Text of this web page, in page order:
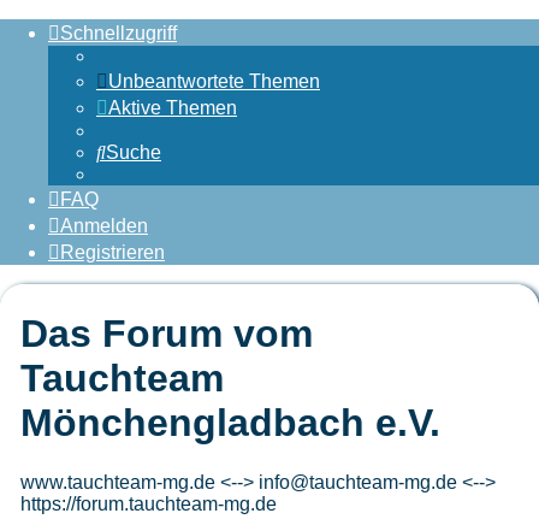
Schnellzugriff
Unbeantwortete Themen
Aktive Themen
Suche
FAQ
Anmelden
Registrieren
Das Forum vom
Tauchteam
Mönchengladbach e.V.
www.tauchteam-mg.de <--> info@tauchteam-mg.de <-->
https://forum.tauchteam-mg.de